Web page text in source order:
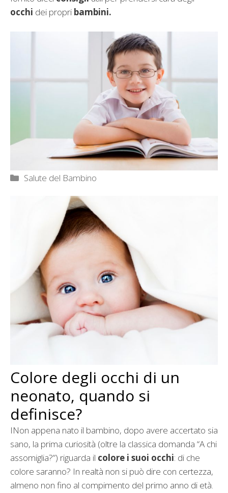
occhi dei propri bambini.
Categorie
Salute del Bambino
Colore degli occhi di un
neonato, quando si
definisce?
INon appena nato il bambino, dopo avere accertato sia
sano, la prima curiosità (oltre la classica domanda “A chi
assomiglia?”) riguarda il colore i suoi occhi: di che
colore saranno? In realtà non si può dire con certezza,
almeno non fino al compimento del primo anno di età.